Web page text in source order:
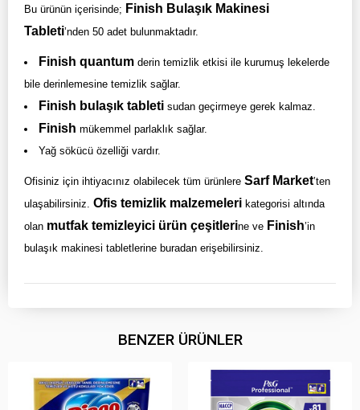
Bu ürünün içerisinde; Finish Bulaşık Makinesi
Tableti’nden 50 adet bulunmaktadır.
Finish quantum derin temizlik etkisi ile kurumuş lekelerde
bile derinlemesine temizlik sağlar.
Finish bulaşık tableti sudan geçirmeye gerek kalmaz.
Finish mükemmel parlaklık sağlar.
Yağ sökücü özelliği vardır.
Ofisiniz için ihtiyacınız olabilecek tüm ürünlere Sarf Market’ten
ulaşabilirsiniz. Ofis temizlik malzemeleri kategorisi altında
olan mutfak temizleyici ürün çeşitlerine ve Finish’in
bulaşık makinesi tabletlerine buradan erişebilirsiniz.
BENZER ÜRÜNLER